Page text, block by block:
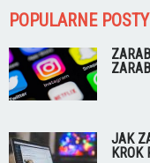
POPULARNE POSTY
JAK
KROK